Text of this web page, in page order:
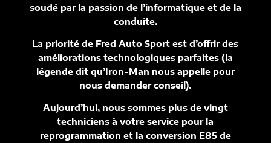
soudé par la passion de l’informatique et de la
conduite.
La priorité de Fred Auto Sport est d’offrir des
améliorations technologiques parfaites (la
légende dit qu’Iron-Man nous appelle pour
nous demander conseil).
Aujourd’hui, nous sommes plus de vingt
techniciens à votre service pour la
reprogrammation et la conversion E85 de